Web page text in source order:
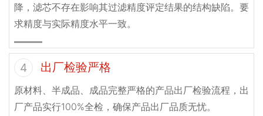
降，滤芯不存在影响其过滤精度评定结果的结构缺陷。要
求精度与实际精度水平一致。
4 出厂检验严格
原材料、半成品、成品完整严格的产品出厂检验流程，出
厂产品实行100%全检，确保产品出厂品质无忧。